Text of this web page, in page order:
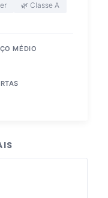
🌿 Classe A
MÉDIO